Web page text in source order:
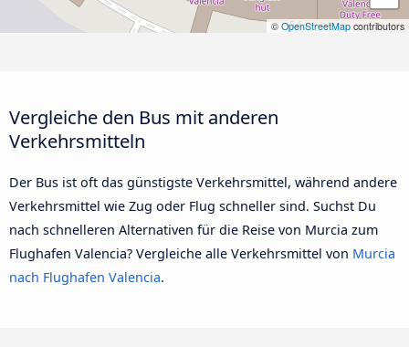
© OpenStreetMap contributors
Vergleiche den Bus mit anderen
Verkehrsmitteln
Der Bus ist oft das günstigste Verkehrsmittel, während andere
Verkehrsmittel wie Zug oder Flug schneller sind. Suchst Du
nach schnelleren Alternativen für die Reise von Murcia zum
Flughafen Valencia? Vergleiche alle Verkehrsmittel von Murcia
nach Flughafen Valencia.